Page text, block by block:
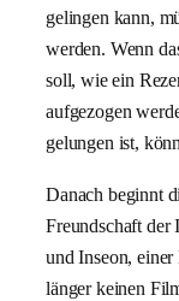
gelingen kann,
werden. Wenn
soll, wie ein
aufgezogen
gelungen ist,
Danach beginnt
Freundschaft
und Inseon,
länger keinen